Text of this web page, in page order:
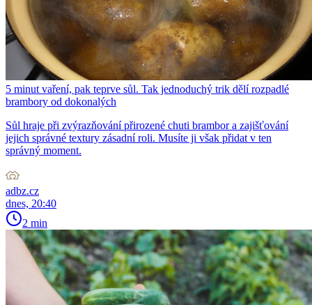
5 minut vaření, pak teprve sůl. Tak jednoduchý trik dělí rozpadlé
brambory od dokonalých
Sůl hraje při zvýrazňování přirozené chuti brambor a zajišťování
jejich správné textury zásadní roli. Musíte ji však přidat v ten
správný moment.
adbz.cz
dnes, 20:40
2 min